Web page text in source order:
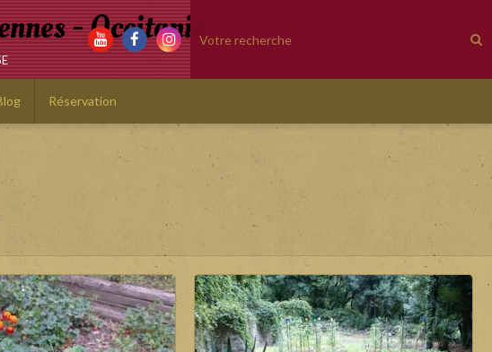
- Occitanie
Réservation